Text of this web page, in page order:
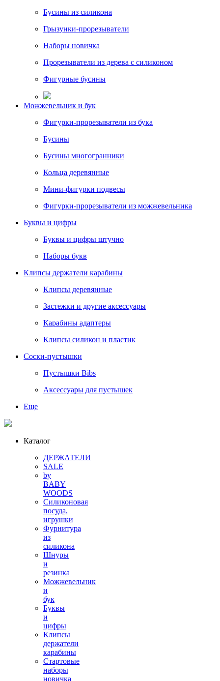
Бусины из силикона
Грызунки-прорезыватели
Наборы новичка
Прорезыватели из дерева с силиконом
Фигурные бусины
Можжевельник и бук
Фигурки-прорезыватели из бука
Бусины
Бусины многогранники
Кольца деревянные
Мини-фигурки подвесы
Фигурки-прорезыватели из можжевельника
Буквы и цифры
Буквы и цифры штучно
Наборы букв
Клипсы держатели карабины
Клипсы деревянные
Застежки и другие аксессуары
Карабины адаптеры
Клипсы силикон и пластик
Соски-пустышки
Пустышки Bibs
Аксессуары для пустышек
Еще
Каталог
ДЕРЖАТЕЛИ
SALE
by
BABY
WOODS
Силиконовая
посуда,
игрушки
Фурнитура
из
силикона
Шнуры
и
резинка
Можжевельник
и
бук
Буквы
и
цифры
Клипсы
держатели
карабины
Стартовые
наборы
новичка